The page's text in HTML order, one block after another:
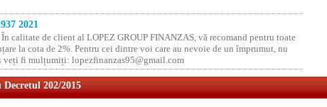
2021
calitate de client al LOPEZ GROUP FINANZAS, vă recomand pentru toate
la cota de 2%. Pentru cei dintre voi care au nevoie de un împrumut, nu
veți fi mulțumiți: lopezfinanzas95@gmail.com
Decretul 202/2015